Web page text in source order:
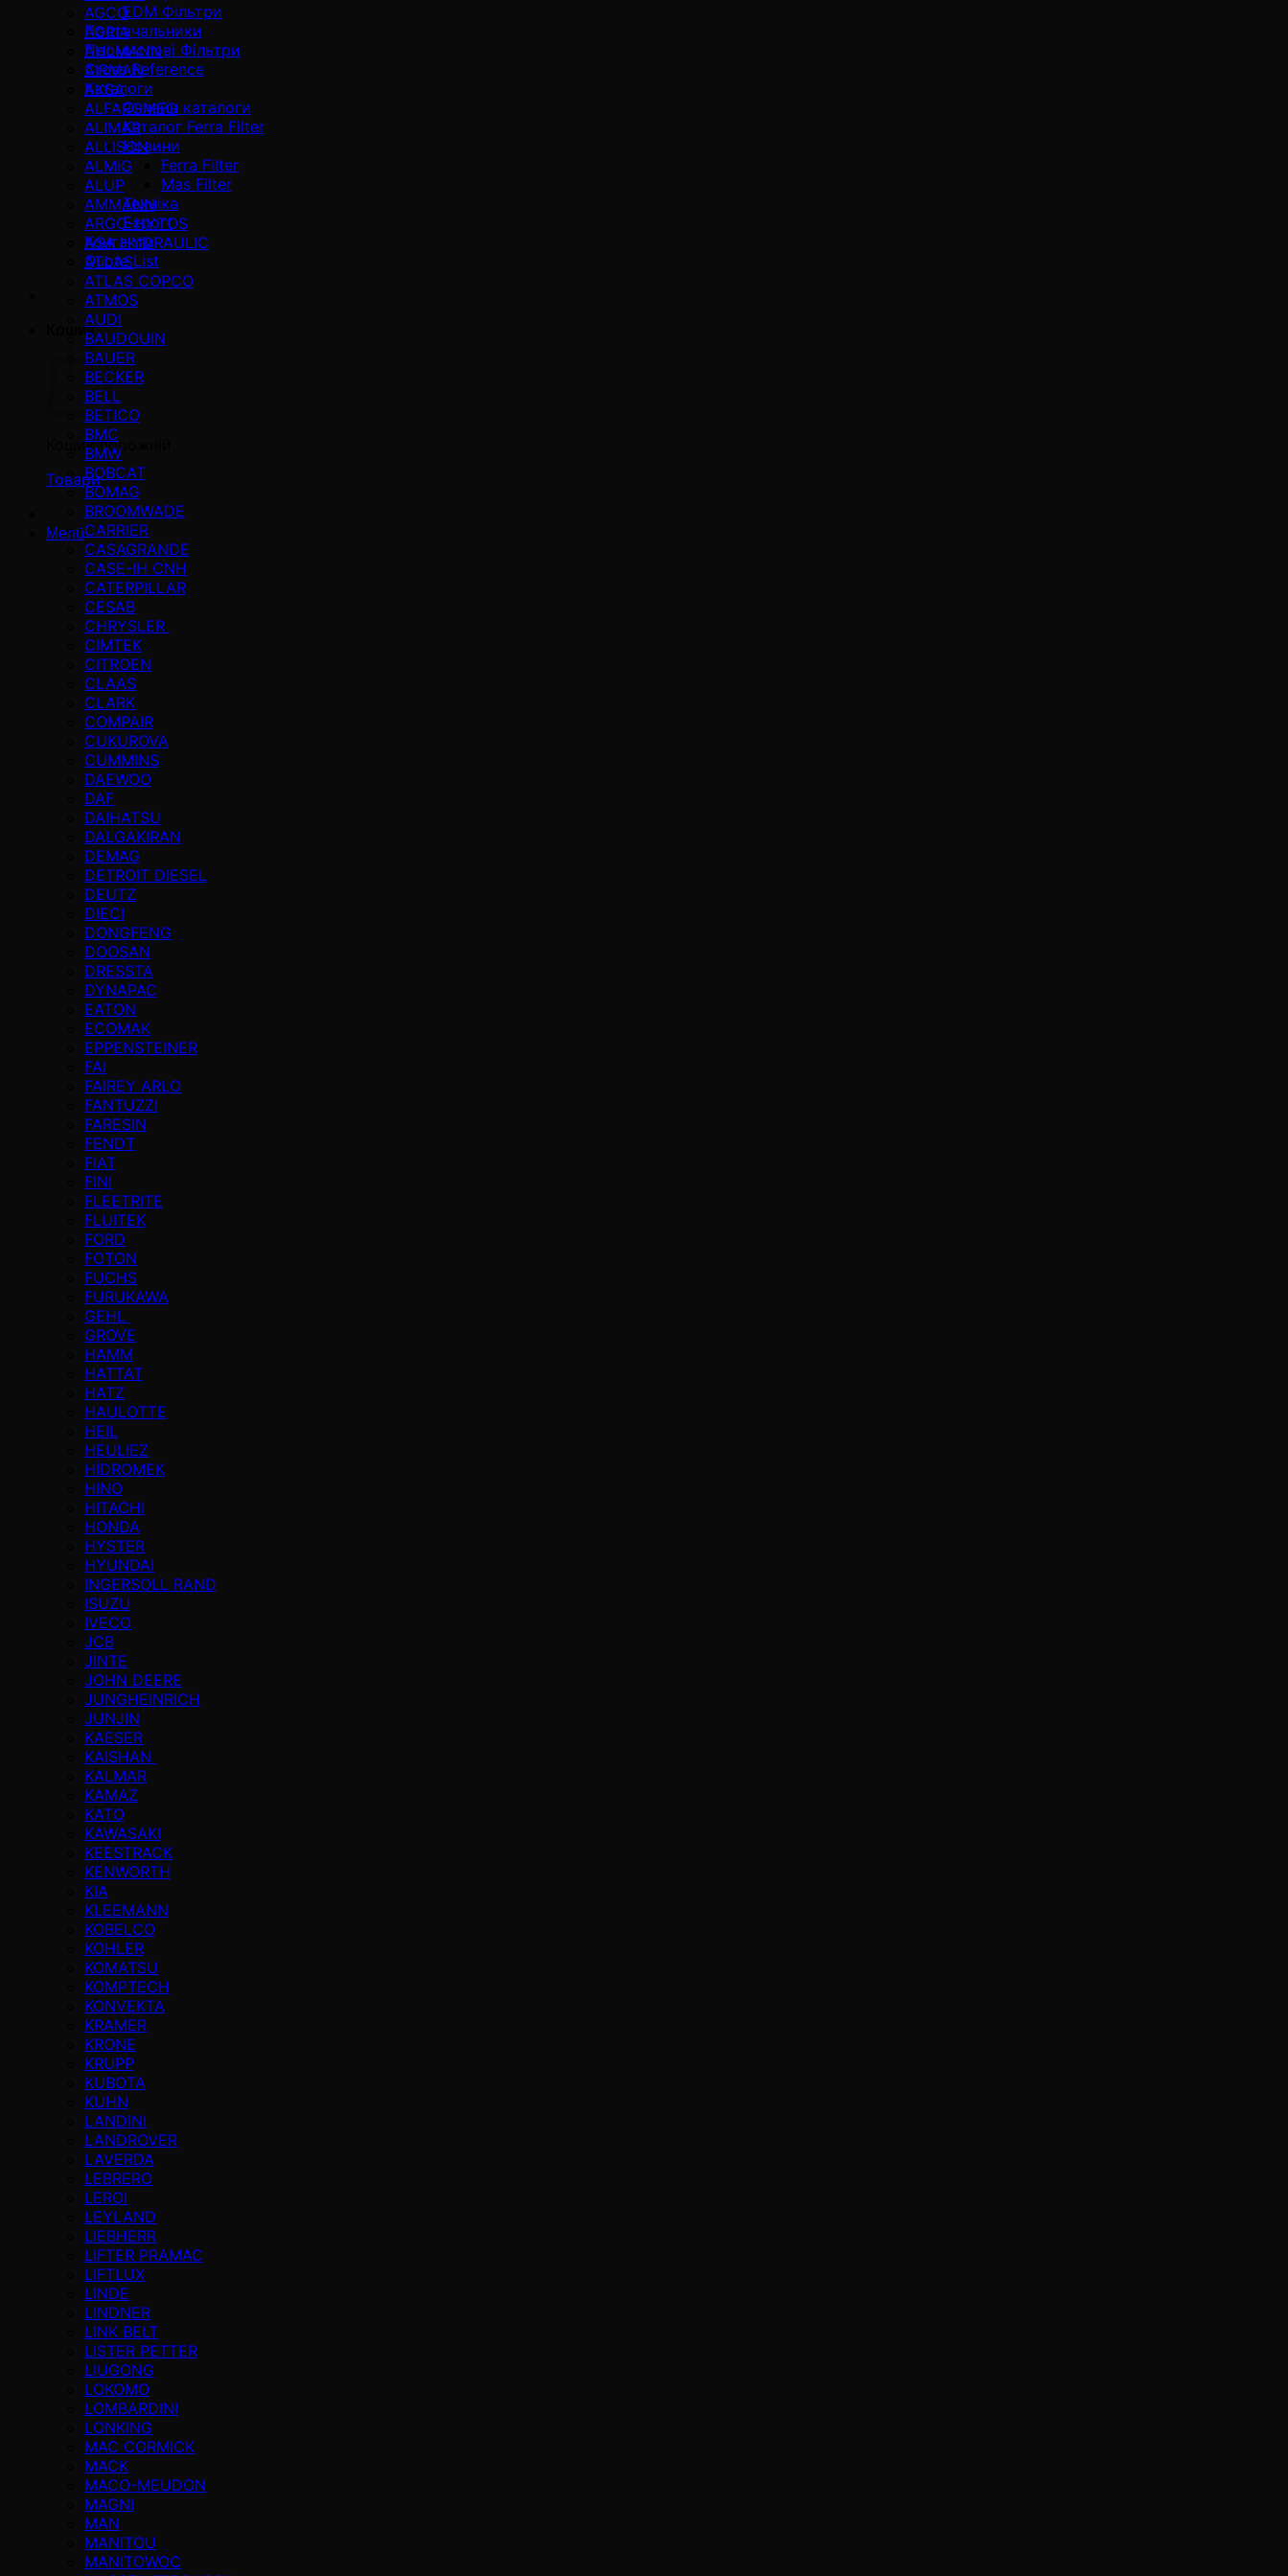
EDM Фільтри
Постачальники
Промислові Фільтри
Cross Reference
Каталоги
Онлайн каталоги
Каталог Ferra Filter
Новини
Ferra Filter
Mas Filter
Техніка
Export
Контакти
Quote List
Кошик
Кошик порожній
Товари
Menü
AGCO
AGRIA
AHLMANN
AIRMAN
AKSA
ALFAROMEO
ALIMAR
ALLISON
ALMiG
ALUP
AMMANN
ARGO-HYTOS
ASA HYDRAULIC
ATLAS
ATLAS COPCO
ATMOS
AUDI
BAUDOUIN
BAUER
BECKER
BELL
BETICO
BMC
BMW
BOBCAT
BOMAG
BROOMWADE
CARRIER
CASAGRANDE
CASE-IH CNH
CATERPILLAR
CESAB
CHRYSLER
CIMTEK
CITROEN
CLAAS
CLARK
COMPAIR
CUKUROVA
CUMMINS
DAEWOO
DAF
DAIHATSU
DALGAKIRAN
DEMAG
DETROIT DIESEL
DEUTZ
DIECI
DONGFENG
DOOSAN
DRESSTA
DYNAPAC
EATON
ECOMAK
EPPENSTEINER
FAI
FAIREY ARLO
FANTUZZI
FARESIN
FENDT
FIAT
FINI
FLEETRITE
FLUITEK
FORD
FOTON
FUCHS
FURUKAWA
GEHL
GROVE
HAMM
HATTAT
HATZ
HAULOTTE
HEIL
HEULIEZ
HİDROMEK
HINO
HITACHI
HONDA
HYSTER
HYUNDAI
INGERSOLL RAND
ISUZU
IVECO
JCB
JİNTE
JOHN DEERE
JUNGHEINRICH
JUNJIN
KAESER
KAISHAN
KALMAR
KAMAZ
KATO
KAWASAKI
KEESTRACK
KENWORTH
KIA
KLEEMANN
KOBELCO
KOHLER
KOMATSU
KOMPTECH
KONVEKTA
KRAMER
KRONE
KRUPP
KUBOTA
KUHN
LANDINI
LANDROVER
LAVERDA
LEBRERO
LEROI
LEYLAND
LIEBHERR
LIFTER PRAMAC
LIFTLUX
LINDE
LINDNER
LINK BELT
LISTER PETTER
LIUGONG
LOKOMO
LOMBARDINI
LONKING
MAC CORMICK
MACK
MACO-MEUDON
MAGNI
MAN
MANITOU
MANITOWOC